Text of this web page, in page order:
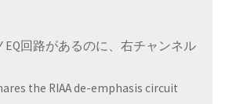
EQ回路があるのに、右チャンネル
the RIAA de-emphasis circuit